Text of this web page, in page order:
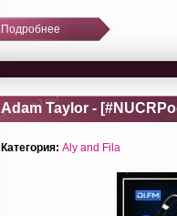
Подробнее
Adam Taylor -
Категория: Aly and Fila